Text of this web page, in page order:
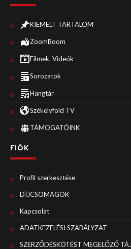
KIEMELT TARTALOM
ZoomBoom
Filmek, Videók
Sorozatok
Hangtár
Székelyföld TV
TÁMOGATÓINK
FIÓK
Profil szerkesztése
DÍJCSOMAGOK
Kapcsolat
ADATKEZELÉSI SZABÁLYZAT
SZERZŐDÉSKÖTÉST MEGELŐZŐ